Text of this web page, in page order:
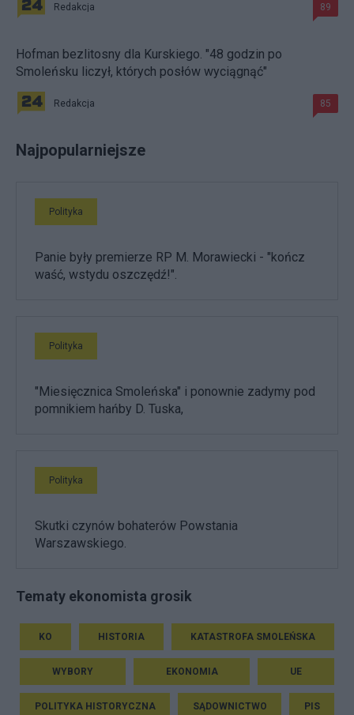
Redakcja 89
Hofman bezlitosny dla Kurskiego. "48 godzin po
Smoleńsku liczył, których posłów wyciągnąć"
Redakcja 85
Najpopularniejsze
Polityka
Panie były premierze RP M. Morawiecki - "kończ
waść, wstydu oszczędź!".
Polityka
"Miesięcznica Smoleńska" i ponownie zadymy pod
pomnikiem hańby D. Tuska,
Polityka
Skutki czynów bohaterów Powstania
Warszawskiego.
Tematy ekonomista grosik
KO HISTORIA KATASTROFA SMOLEŃSKA
WYBORY EKONOMIA UE
POLITYKA HISTORYCZNA SĄDOWNICTWO PIS